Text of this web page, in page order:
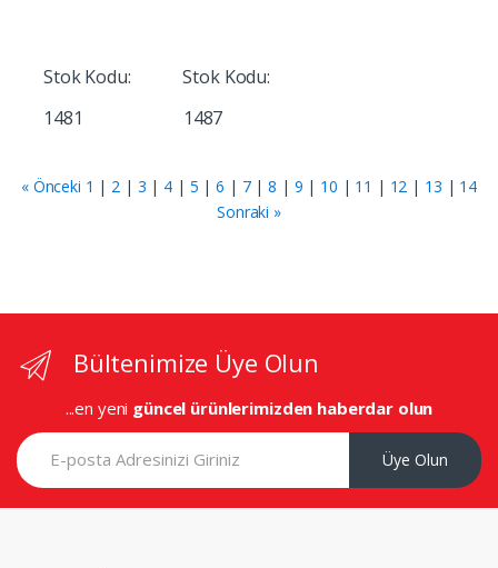
Stok Kodu:
1481
Stok Kodu:
1487
« Önceki 1 | 2 | 3 | 4 | 5 |6 | 7|8 | 9 | 10 | 11 | 12 | 13 | 14
Sonraki »
Bültenimize Üye Olun
...en yeni güncel ürünlerimizden haberdar olun
Üye Olun